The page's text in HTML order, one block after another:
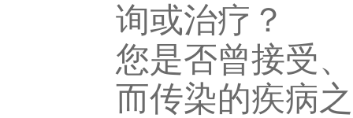
询或治疗？
您是否曾接受
而传染的疾病